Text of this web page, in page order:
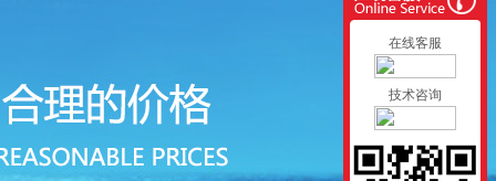
在线客服
技术咨询